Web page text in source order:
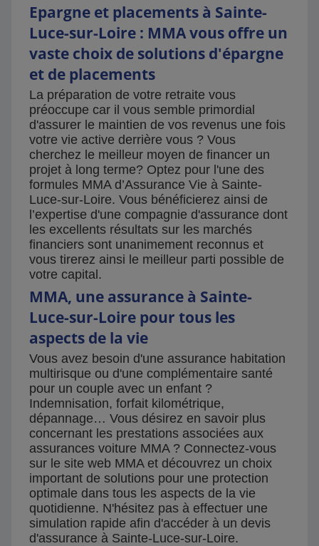
Epargne et placements à Sainte-
Luce-sur-Loire : MMA vous offre un
vaste choix de solutions d'épargne
et de placements
La préparation de votre retraite vous
préoccupe car il vous semble primordial
d'assurer le maintien de vos revenus une fois
votre vie active derrière vous ? Vous
cherchez le meilleur moyen de financer un
projet à long terme? Optez pour l'une des
formules MMA d’Assurance Vie à Sainte-
Luce-sur-Loire. Vous bénéficierez ainsi de
l’expertise d'une compagnie d'assurance dont
les excellents résultats sur les marchés
financiers sont unanimement reconnus et
vous tirerez ainsi le meilleur parti possible de
votre capital.
MMA, une assurance à Sainte-
Luce-sur-Loire pour tous les
aspects de la vie
Vous avez besoin d'une assurance habitation
multirisque ou d'une complémentaire santé
pour un couple avec un enfant ?
Indemnisation, forfait kilométrique,
dépannage… Vous désirez en savoir plus
concernant les prestations associées aux
assurances voiture MMA ? Connectez-vous
sur le site web MMA et découvrez un choix
important de solutions pour une protection
optimale dans tous les aspects de la vie
quotidienne. N'hésitez pas à effectuer une
simulation rapide afin d'accéder à un devis
d'assurance à Sainte-Luce-sur-Loire.